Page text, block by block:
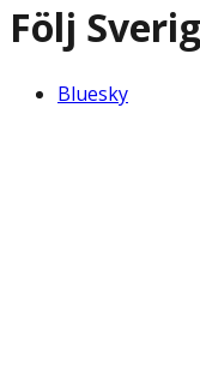
Följ
Bluesky